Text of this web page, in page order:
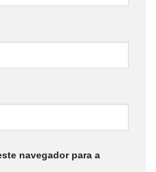
navegador para a